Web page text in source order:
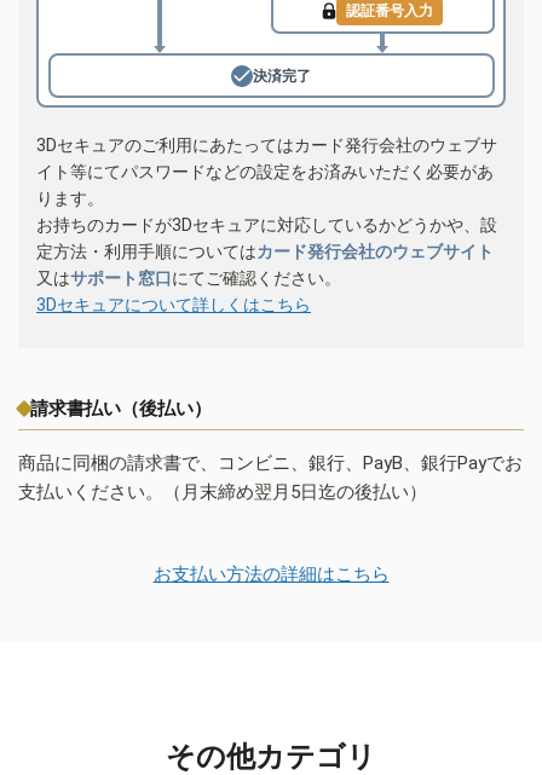
認証番号入力
決済完了
3Dセキュアのご利用にあたってはカード発行会社のウェブサ
イト等にてパスワードなどの設定をお済みいただく必要があ
ります。
お持ちのカードが3Dセキュアに対応しているかどうかや、設
定方法・利用手順についてはカード発行会社のウェブサイト
又はサポート窓口にてご確認ください。
3Dセキュアについて詳しくはこちら
請求書払い（後払い）
商品に同梱の請求書で、コンビニ、銀行、PayB、銀行Payでお
支払いください。（月末締め翌月5日迄の後払い）
お支払い方法の詳細はこちら
その他カテゴリ